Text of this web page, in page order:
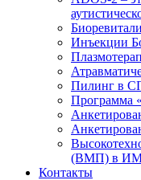
Инъекции
Пилинг в
Программа
(ВМП) в
Контакты